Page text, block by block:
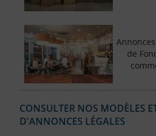
de
CONSULTER NOS MODÈLES
D'ANNONCES LÉGALES